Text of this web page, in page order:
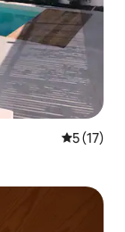
5 de uma
5 (17)